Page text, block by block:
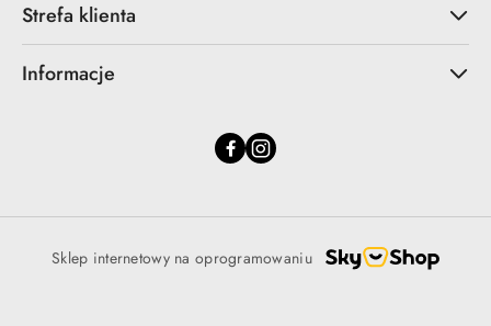
Strefa klienta
Informacje
Sklep internetowy na oprogramowaniu